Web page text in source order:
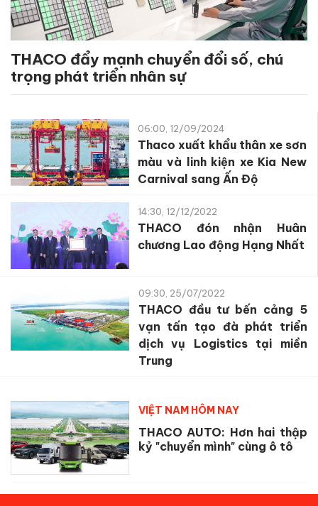
THACO đẩy mạnh chuyển đổi số, chú
trọng phát triển nhân sự
06:00, 12/09/2024
Thaco xuất khẩu thân xe sơn
màu và linh kiện xe Kia New
Carnival sang Ấn Độ
14:30, 12/12/2022
THACO đón nhận Huân
chương Lao động Hạng Nhất
09:30, 25/07/2022
THACO đầu tư bến cảng 5
vạn tấn tạo đà phát triển
dịch vụ Logistics tại miền
Trung
VIỆT NAM HÔM NAY
THACO AUTO: Hơn hai thập
kỷ "chuyển mình" cùng ô tô